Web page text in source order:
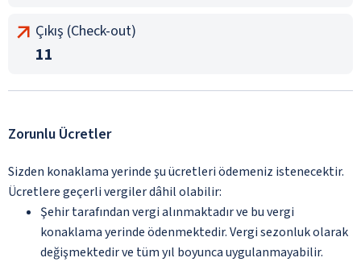
Çıkış (Check-out)
11
Zorunlu Ücretler
Sizden konaklama yerinde şu ücretleri ödemeniz istenecektir.
Ücretlere geçerli vergiler dâhil olabilir:
Şehir tarafından vergi alınmaktadır ve bu vergi
konaklama yerinde ödenmektedir. Vergi sezonluk olarak
değişmektedir ve tüm yıl boyunca uygulanmayabilir.